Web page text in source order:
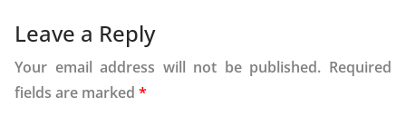
Leave a Reply
Your email address will not be published. Required
fields are marked *